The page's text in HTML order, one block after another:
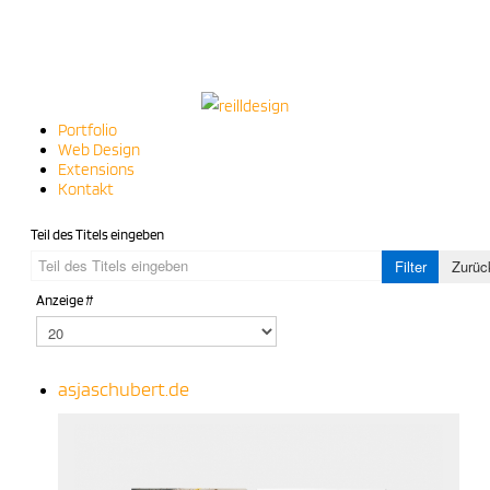
Portfolio
Web Design
Extensions
Kontakt
Teil des Titels eingeben
Filter
Anzeige #
asjaschubert.de